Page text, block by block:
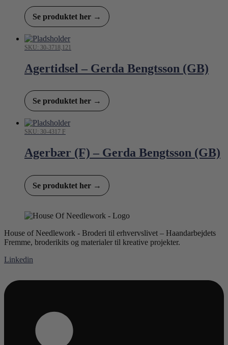
Se produktet her →
SKU: 30-3718,121
Agertidsel – Gerda Bengtsson (GB)
Se produktet her →
SKU: 30-4317 F
Agerbær (F) – Gerda Bengtsson (GB)
Se produktet her →
House of Needlework - Broderi til erhvervslivet – Haandarbejdets
Fremme, broderikits og materialer til kreative projekter.
Linkedin